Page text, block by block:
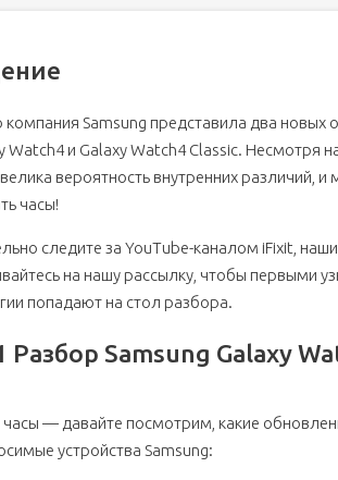
компания Samsung представила два новых
Watch4 и Galaxy Watch4 Classic. Несмотря
вероятность внутренних различий,
часы!
следите за YouTube-каналом iFixit,
на нашу рассылку, чтобы первыми
попадают на стол разбора.
Разбор Samsung Galaxy
часы — давайте посмотрим, какие
устройства Samsung: